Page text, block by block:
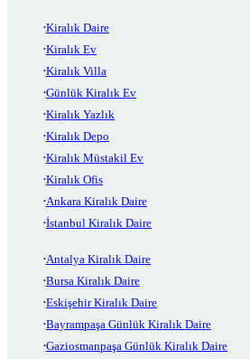
Kiralık Daire
Kiralık Ev
Kiralık Villa
Günlük Kiralık Ev
Kiralık Yazlık
Kiralık Depo
Kiralık Müstakil Ev
Kiralık Ofis
Ankara Kiralık Daire
İstanbul Kiralık Daire
Antalya Kiralık Daire
Bursa Kiralık Daire
Eskişehir Kiralık Daire
Bayrampaşa Günlük Kiralık Daire
Gaziosmanpaşa Günlük Kiralık Daire